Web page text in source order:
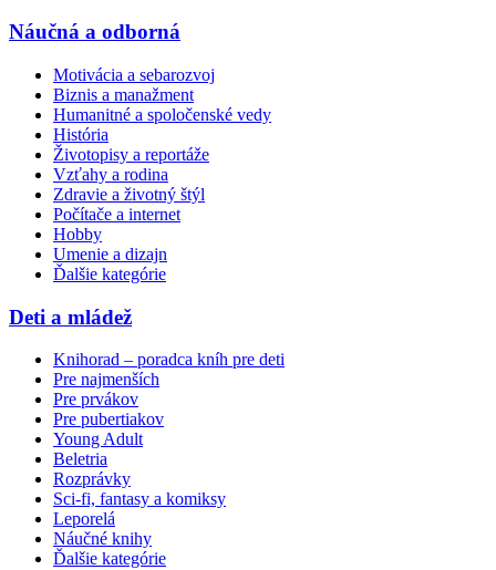
Náučná a odborná
Motivácia a sebarozvoj
Biznis a manažment
Humanitné a spoločenské vedy
História
Životopisy a reportáže
Vzťahy a rodina
Zdravie a životný štýl
Počítače a internet
Hobby
Umenie a dizajn
Ďalšie kategórie
Deti a mládež
Knihorad – poradca kníh pre deti
Pre najmenších
Pre prvákov
Pre pubertiakov
Young Adult
Beletria
Rozprávky
Sci-fi, fantasy a komiksy
Leporelá
Náučné knihy
Ďalšie kategórie